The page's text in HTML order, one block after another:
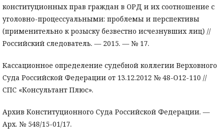
конституционных прав граждан в ОРД и их соотношение с
уголовно-процессуальными: проблемы и перспективы
(применительно к розыску безвестно исчезнувших лиц) //
Российский следователь. — 2015. — № 17.
Кассационное определение судебной коллегии Верховного
Суда Российской Федерации от 13.12.2012 № 48-О12-110 //
СПС «Консультант Плюс».
Архив Конституционного Суда Российской Федерации. —
Арх. № 548/15-01/17.